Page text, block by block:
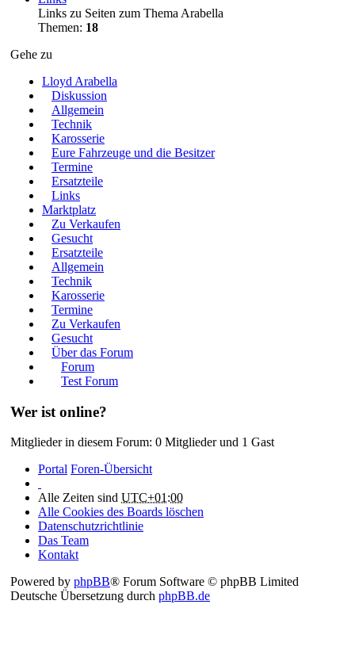
Links zu Seiten zum Thema Arabella
Themen: 18
Gehe zu
Lloyd Arabella
Diskussion
Allgemein
Technik
Karosserie
Eure Fahrzeuge und die Besitzer
Termine
Ersatzteile
Links
Marktplatz
Zu Verkaufen
Gesucht
Ersatzteile
Allgemein
Technik
Karosserie
Termine
Zu Verkaufen
Gesucht
Über das Forum
Forum
Test Forum
Wer ist online?
Mitglieder in diesem Forum: 0 Mitglieder und 1 Gast
Portal Foren-Übersicht
Alle Zeiten sind UTC+01:00
Alle Cookies des Boards löschen
Datenschutzrichtlinie
Das Team
Kontakt
Powered by phpBB® Forum Software © phpBB Limited
Deutsche Übersetzung durch phpBB.de